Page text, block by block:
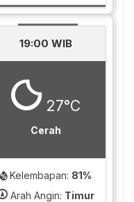
19:00 WIB
27°C
Cerah
Kelembapan: 81%
Arah Angin: Timur